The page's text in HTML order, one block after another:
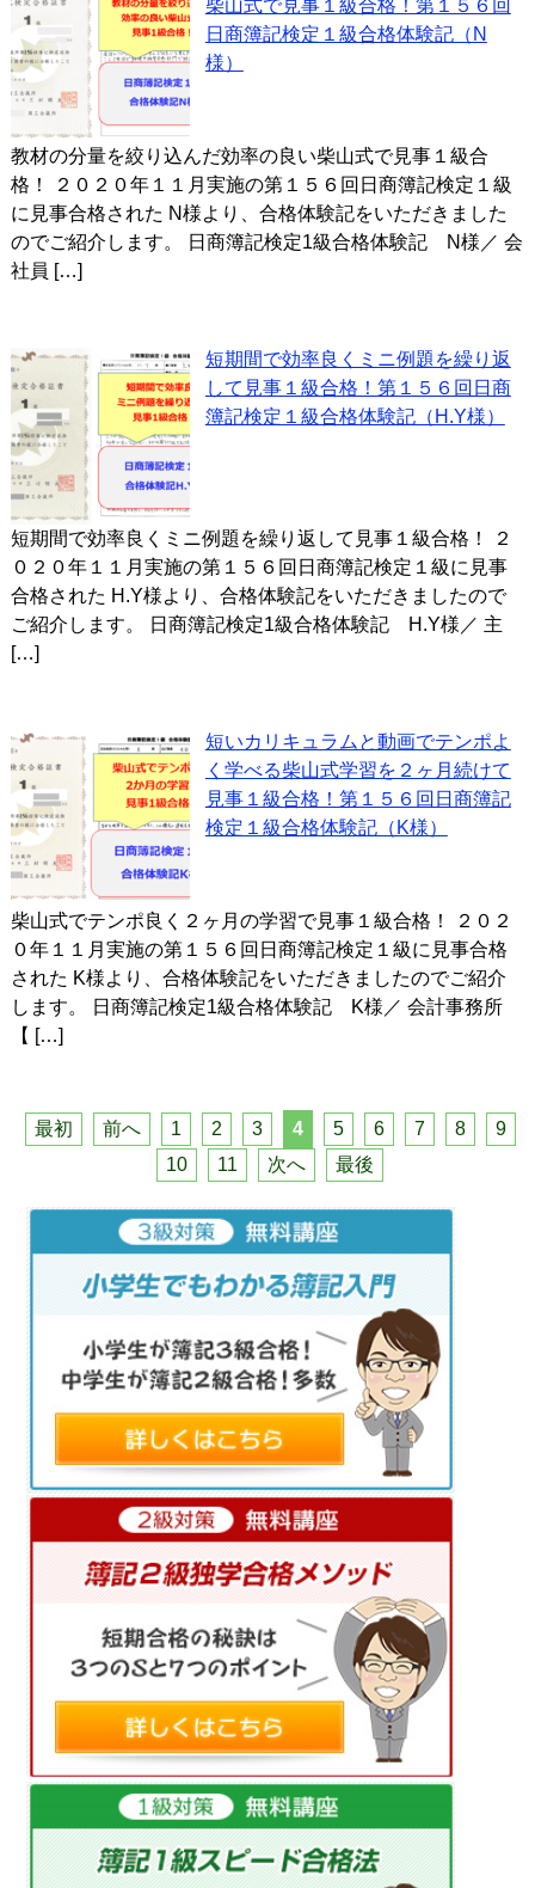
柴山式で見事１級合格！第１５６回
日商簿記検定１級合格体験記（N
様）
教材の分量を絞り込んだ効率の良い柴山式で見事１級合
格！ ２０２０年１１月実施の第１５６回日商簿記検定１級
に見事合格された N様より、合格体験記をいただきました
のでご紹介します。 日商簿記検定1級合格体験記 N様／ 会
社員 […]
短期間で効率良くミニ例題を繰り返
して見事１級合格！第１５６回日商
簿記検定１級合格体験記（H.Y様）
短期間で効率良くミニ例題を繰り返して見事１級合格！ ２
０２０年１１月実施の第１５６回日商簿記検定１級に見事
合格された H.Y様より、合格体験記をいただきましたので
ご紹介します。 日商簿記検定1級合格体験記 H.Y様／ 主
[…]
短いカリキュラムと動画でテンポよ
く学べる柴山式学習を２ヶ月続けて
見事１級合格！第１５６回日商簿記
検定１級合格体験記（K様）
柴山式でテンポ良く２ヶ月の学習で見事１級合格！ ２０２
０年１１月実施の第１５６回日商簿記検定１級に見事合格
された K様より、合格体験記をいただきましたのでご紹介
します。 日商簿記検定1級合格体験記 K様／ 会計事務所
【 […]
最初 前へ 1 2 3 4 5 6 7 8
9
10
11 次へ 最後